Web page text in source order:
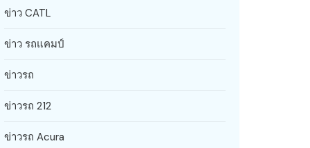
ข่าว CATL
ข่าว รถแคมป์
ข่าวรถ
ข่าวรถ 212
ข่าวรถ Acura